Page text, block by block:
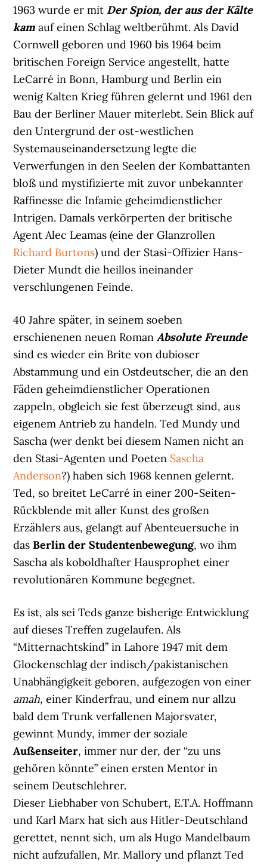
1963 wurde er mit Der Spion, der aus der Kälte
kam auf einen Schlag weltberühmt. Als David
Cornwell geboren und 1960 bis 1964 beim
britischen Foreign Service angestellt, hatte
LeCarré in Bonn, Hamburg und Berlin ein
wenig Kalten Krieg führen gelernt und 1961 den
Bau der Berliner Mauer miterlebt. Sein Blick auf
den Untergrund der ost-westlichen
Systemauseinandersetzung legte die
Verwerfungen in den Seelen der Kombattanten
bloß und mystifizierte mit zuvor unbekannter
Raffinesse die Infamie geheimdienstlicher
Intrigen. Damals verkörperten der britische
Agent Alec Leamas (eine der Glanzrollen
Richard Burtons) und der Stasi-Offizier Hans-
Dieter Mundt die heillos ineinander
verschlungenen Feinde.
40 Jahre später, in seinem soeben
erschienenen neuen RomanAbsolute Freunde
sind es wieder ein Brite von dubioser
Abstammung und ein Ostdeutscher, die an den
Fäden geheimdienstlicher Operationen
zappeln, obgleich sie fest überzeugt sind, aus
eigenem Antrieb zu handeln. Ted Mundy und
Sascha (wer denkt bei diesem Namen nicht an
den Stasi-Agenten und Poeten Sascha
Anderson?) haben sich 1968 kennen gelernt.
Ted, so breitet LeCarré in einer 200-Seiten-
Rückblende mit aller Kunst des großen
Erzählers aus, gelangt auf Abenteuersuche in
dasBerlin der Studentenbewegung, wo ihm
Sascha als koboldhafter Hausprophet einer
revolutionären Kommune begegnet.
Es ist, als sei Teds ganze bisherige Entwicklung
auf dieses Treffen zugelaufen. Als
“Mitternachtskind” in Lahore 1947 mit dem
Glockenschlag der indisch/pakistanischen
Unabhängigkeit geboren, aufgezogen von einer
amah, einer Kinderfrau, und einem nur allzu
bald dem Trunk verfallenen Majorsvater,
gewinnt Mundy, immer der soziale
Außenseiter, immer nur der, der “zu uns
gehören könnte” einen ersten Mentor in
seinem Deutschlehrer.
Dieser Liebhaber von Schubert, E.T.A. Hoffmann
und Karl Marx hat sich aus Hitler-Deutschland
gerettet, nennt sich, um als Hugo Mandelbaum
nicht aufzufallen, Mr. Mallory und pflanzt Ted